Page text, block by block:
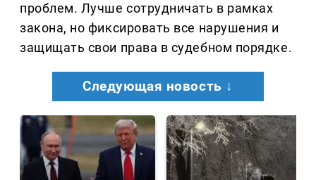
проблем. Лучше сотрудничать в рамках
закона, но фиксировать все нарушения и
защищать свои права в судебном порядке.
Следующая новость ↓